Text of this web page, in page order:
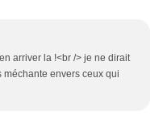
arriver la !<br /> je ne dirait
méchante envers ceux qui